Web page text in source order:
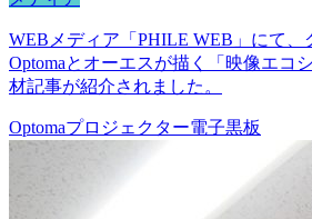
WEBメディア「PHILE WEB」にて、
Optomaとオーエスが描く「映像エコ
材記事が紹介されました。
Optomaプロジェクター電子黒板